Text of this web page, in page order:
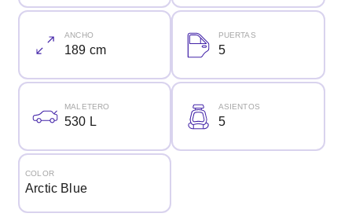
ANCHO
189 cm
PUERTAS
5
MALETERO
530 L
ASIENTOS
5
COLOR
Arctic Blue